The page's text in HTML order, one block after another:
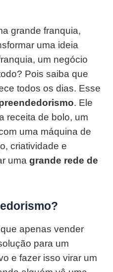
grande franquia,
uma ideia
um negócio
Pois saiba que
todos os dias. Esse
. Ele
receita de bolo, um
uma máquina de
criatividade e
uma grande rede de
apenas vender
para um
e fazer isso virar um